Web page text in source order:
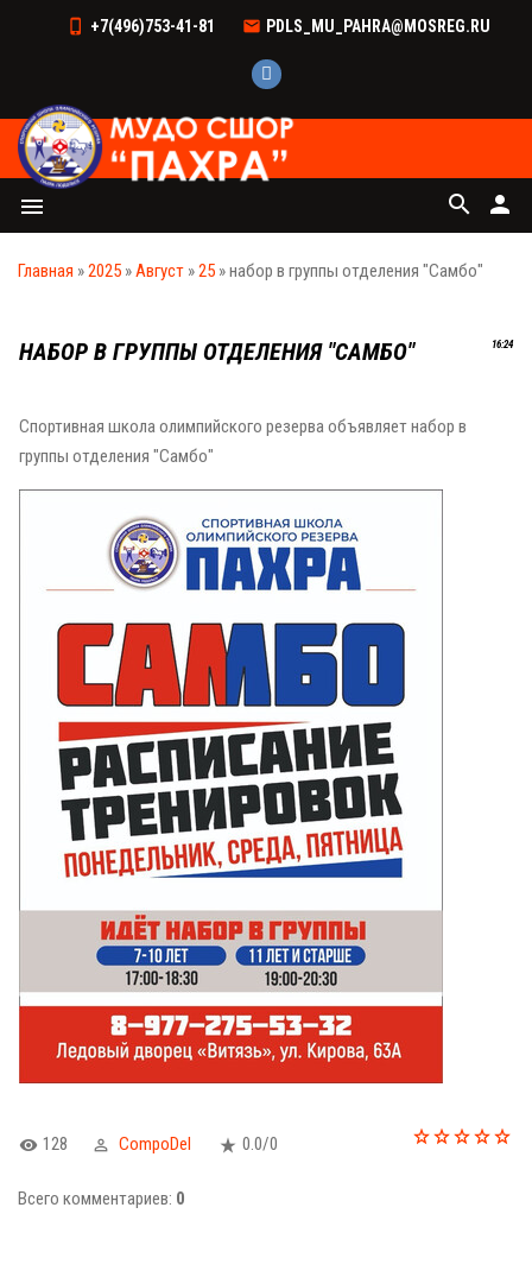
+7(496)753-41-81 PDLS_MU_PAHRA@MOSREG.RU
menu person
search
Главная »2025 »Август »25 » набор в группы отделения "Самбо"
16:24
НАБОР В ГРУППЫ ОТДЕЛЕНИЯ "САМБО"
Спортивная школа олимпийского резерва объявляет набор в
группы отделения "Самбо"
128 CompoDel 0.0/0
Всего комментариев: 0